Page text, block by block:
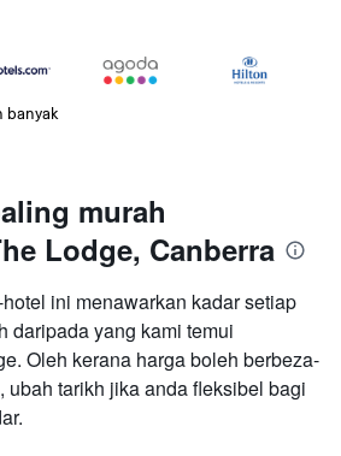
banyak
murah
Lodge, Canberra
ini menawarkan kadar setiap
daripada yang kami temui
Oleh kerana harga boleh berbeza-
ubah tarikh jika anda fleksibel bagi